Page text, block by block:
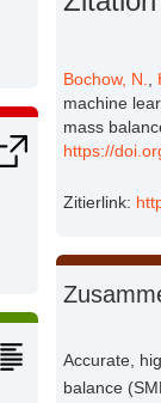
Bochow, N.,
machine
mass
https://
Zitierlink:
Accurate,
balance